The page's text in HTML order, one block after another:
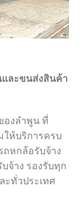
ละขนส่งสินค้า
องลำพูน ที่
ให้บริการครบ
ถหกล้อรับจ้าง
จ้าง รองรับทุก
ะทั่วประเทศ